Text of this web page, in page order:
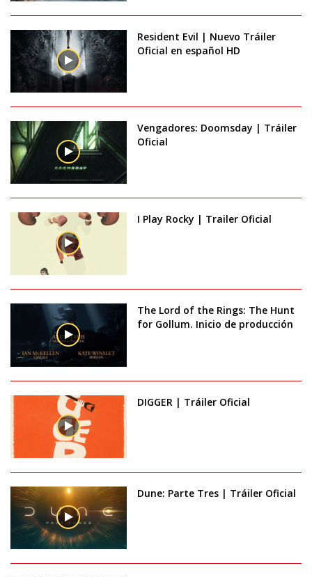
Resident Evil | Nuevo Tráiler
Oficial en español HD
Vengadores: Doomsday | Tráiler
Oficial
I Play Rocky | Trailer Oficial
The Lord of the Rings: The Hunt
for Gollum. Inicio de producción
DIGGER | Tráiler Oficial
Dune: Parte Tres | Tráiler Oficial